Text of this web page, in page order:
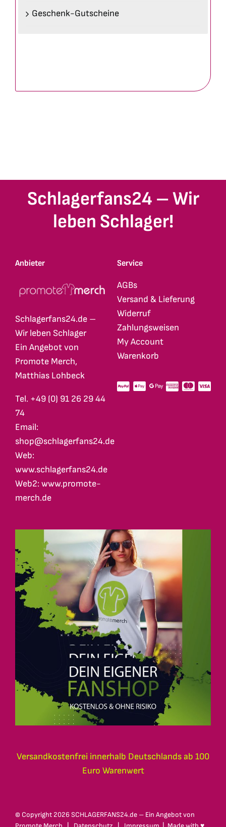
Geschenk-Gutscheine
Schlagerfans24 – Wir
leben Schlager!
Anbieter
Schlagerfans24.de –
Wir leben Schlager
Ein Angebot von
Promote Merch,
Matthias Lohbeck
Tel. +49 (0) 91 26 29 44
74
Email:
shop@schlagerfans24.de
Web:
www.schlagerfans24.de
Web2: www.promote-
merch.de
Service
AGBs
Versand & Lieferung
Widerruf
Zahlungsweisen
My Account
Warenkorb
Versandkostenfrei innerhalb Deutschlands ab 100
Euro Warenwert
© Copyright 2026 SCHLAGERFANS24.de – Ein Angebot von